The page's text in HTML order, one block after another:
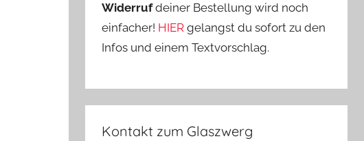
Widerrufdeiner Bestellung wird noch
einfacher! HIERgelangst du sofort zu den
Infos und einem Textvorschlag.
Kontakt zum Glaszwerg